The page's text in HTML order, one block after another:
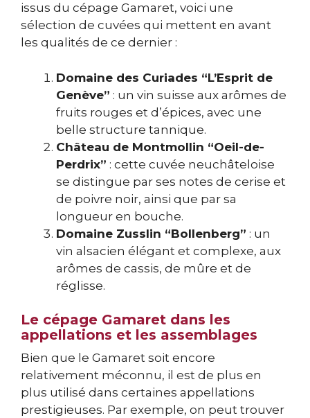
issus du cépage Gamaret, voici une
sélection de cuvées qui mettent en avant
les qualités de ce dernier :
Domaine des Curiades “L’Esprit de
Genève” : un vin suisse aux arômes de
fruits rouges et d’épices, avec une
belle structure tannique.
Château de Montmollin “Oeil-de-
Perdrix” : cette cuvée neuchâteloise
se distingue par ses notes de cerise et
de poivre noir, ainsi que par sa
longueur en bouche.
Domaine Zusslin “Bollenberg” : un
vin alsacien élégant et complexe, aux
arômes de cassis, de mûre et de
réglisse.
Le cépage Gamaret dans les
appellations et les assemblages
Bien que le Gamaret soit encore
relativement méconnu, il est de plus en
plus utilisé dans certaines appellations
prestigieuses. Par exemple, on peut trouver